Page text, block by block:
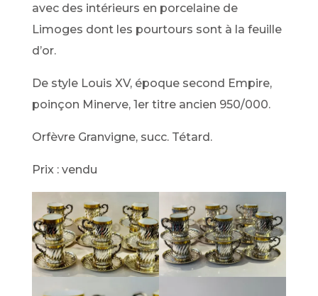
avec des intérieurs en porcelaine de
Limoges dont les pourtours sont à la feuille
d’or.
De style Louis XV, époque second Empire,
poinçon Minerve, 1er titre ancien 950/000.
Orfèvre Granvigne, succ. Tétard.
Prix : vendu